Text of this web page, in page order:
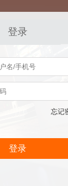
登录
忘记
登录